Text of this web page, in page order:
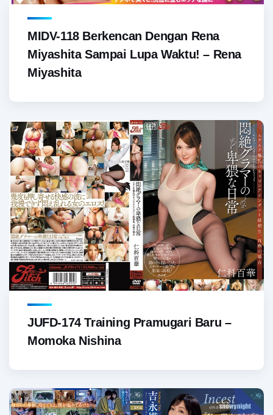
MIDV-118 Berkencan Dengan Rena
Miyashita Sampai Lupa Waktu! – Rena
Miyashita
JUFD-174 Training Pramugari Baru –
Momoka Nishina